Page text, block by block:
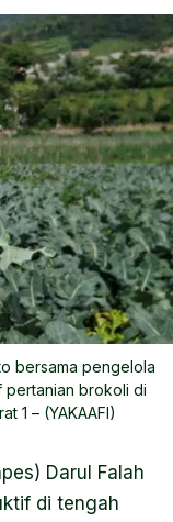
bersama pengelola
pertanian brokoli di
1 – (YAKAAFI)
Darul Falah
di tengah